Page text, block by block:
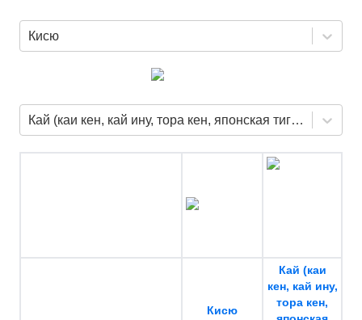
Кисю
Кай (каи кен, кай ину, тора кен, японская тигровая собака)
Кисю
Кай (каи
кен, кай ину,
тора кен,